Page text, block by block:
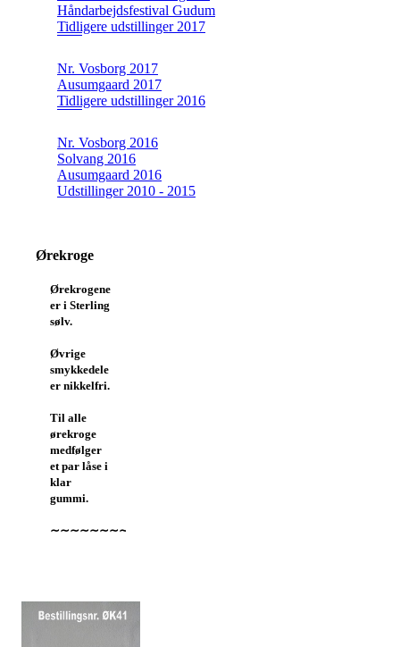
Håndarbejdsfestival Gudum
Tidligere udstillinger 2017
Nr. Vosborg 2017
Ausumgaard 2017
Tidligere udstillinger 2016
Nr. Vosborg 2016
Solvang 2016
Ausumgaard 2016
Udstillinger 2010 - 2015
Ørekroge
Ørekrogene
er i Sterling
sølv.
Øvrige
smykkedele
er nikkelfri.
Til alle
ørekroge
medfølger
et par låse i
klar
gummi.